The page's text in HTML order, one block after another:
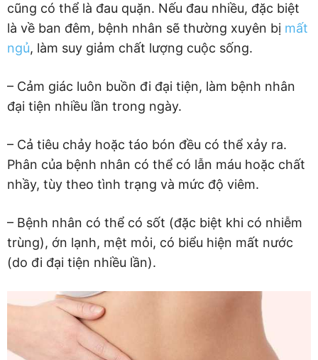
cũng có thể là đau quặn. Nếu đau nhiều, đặc biệt
là về ban đêm, bệnh nhân sẽ thường xuyên bị mất
ngủ, làm suy giảm chất lượng cuộc sống.
– Cảm giác luôn buồn đi đại tiện, làm bệnh nhân
đại tiện nhiều lần trong ngày.
– Cả tiêu chảy hoặc táo bón đều có thể xảy ra.
Phân của bệnh nhân có thể có lẫn máu hoặc chất
nhầy, tùy theo tình trạng và mức độ viêm.
– Bệnh nhân có thể có sốt (đặc biệt khi có nhiễm
trùng), ớn lạnh, mệt mỏi, có biểu hiện mất nước
(do đi đại tiện nhiều lần).